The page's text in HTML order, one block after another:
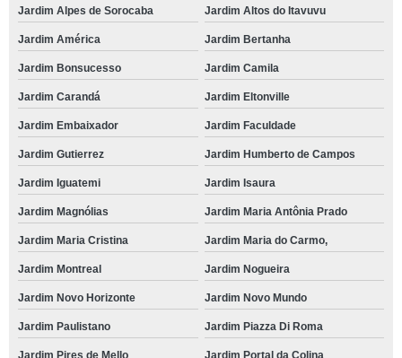
Jardim Alpes de Sorocaba Jardim Altos do Itavuvu
Jardim América Jardim Bertanha
Jardim Bonsucesso Jardim Camila
Jardim Carandá Jardim Eltonville
Jardim Embaixador Jardim Faculdade
Jardim Gutierrez Jardim Humberto de Campos
Jardim Iguatemi Jardim Isaura
Jardim Magnólias Jardim Maria Antônia Prado
Jardim Maria Cristina Jardim Maria do Carmo,
Jardim Montreal Jardim Nogueira
Jardim Novo Horizonte Jardim Novo Mundo
Jardim Paulistano Jardim Piazza Di Roma
Jardim Pires de Mello Jardim Portal da Colina